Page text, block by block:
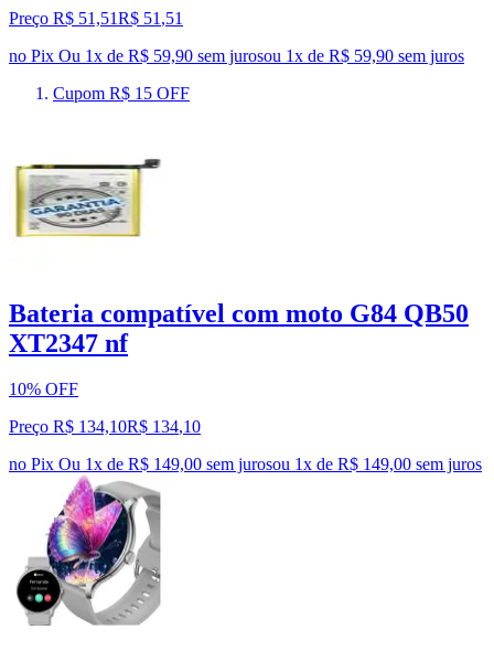
Preço R$ 51,51R$ 51 ,51
no Pix Ou 1x de R$ 59,90 sem jurosou 1x de R$ 59,90 sem juros
Cupom R$ 15 OFF
Bateria compatível com moto G84 QB50
XT2347 nf
10% OFF
Preço R$ 134,10R$ 134,10
no Pix Ou 1x de R$ 149,00 sem jurosou 1x de R$ 149,00 sem juros